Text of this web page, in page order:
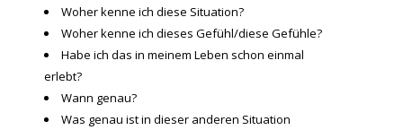
Woher kenne ich diese Situation?
Woher kenne ich dieses Gefühl/diese Gefühle?
Habe ich das in meinem Leben schon einmal
erlebt?
Wann genau?
Was genau ist in dieser anderen Situation